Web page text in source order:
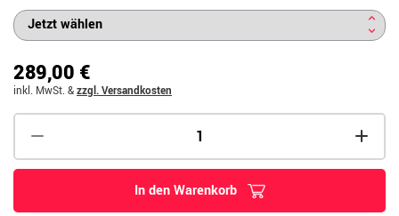
289,00 €
inkl. MwSt. &zzgl. Versandkosten
In den Warenkorb